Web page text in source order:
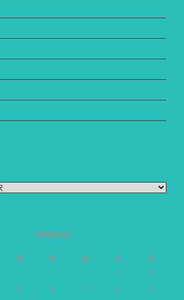
2026年8月
水 木 金 土
日
1
2
5 6 7 8
9